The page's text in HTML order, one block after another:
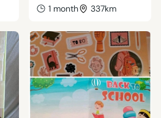
1 month 337km